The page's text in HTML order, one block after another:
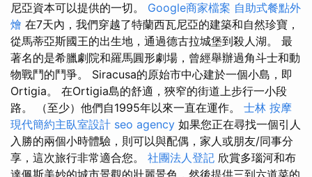
尼亞資本可以提供的一切。 Google商家檔案 自助式餐點外
燴 在7天內，我們穿越了特蘭西瓦尼亞的建築和自然珍寶，
從馬蒂亞斯國王的出生地，通過德古拉城堡到殺人湖。 最
著名的是希臘劇院和羅馬圓形劇場，曾經舉辦過角斗士和動
物戰鬥的鬥爭。 Siracusa的原始市中心建於一個小島，即
Ortigia。 在Ortigia島的舒適，狹窄的街道上步行一小段
路。 （至少）他們自1995年以來一直在運作。 士林 按摩
現代簡約主臥室設計 seo agency 如果您正在尋找一個引人
入勝的兩個小時體驗，則可以與配偶，家人或朋友/同事分
享，這次旅行非常適合您。 社團法人登記 欣賞多瑙河和布
達佩斯美妙的城市景觀的壯麗景色，然後提供三到六道菜的